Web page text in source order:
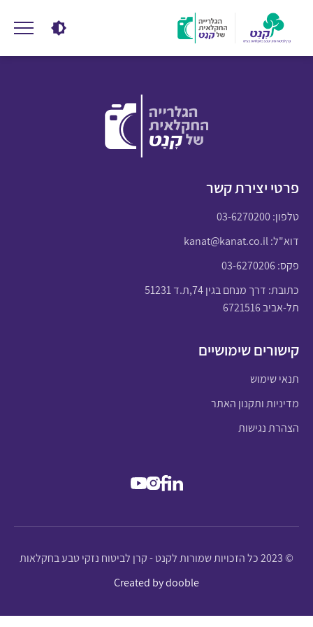
פרטי יצירת קשר
טלפון:03-6270200
דוא"ל:kanat@kanat.co.il
פקס: 03-6270206
כתובת: דרך מנחם בגין 74,ת.ד 51231
תל-אביב 6721516
קישורים שימושיים
תנאי שימוש
מדיניות ותקנון האתר
הצהרת נגישות
© 2023 כל הזכויות שמורות לקנט - קרן לביטוח נזקי טבע בחקלאות
Created by dooble